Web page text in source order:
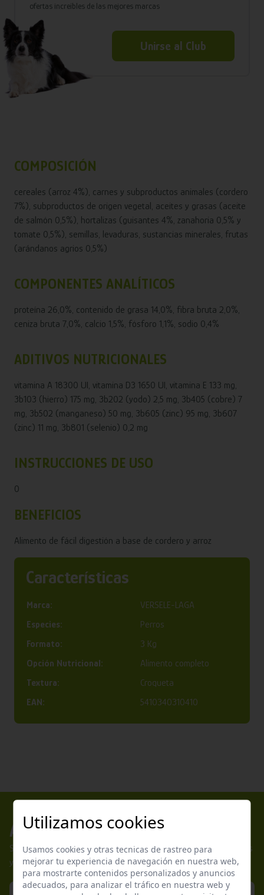
ofertas increíbles de las mejores marcas
Unirse al Club
COMPOSICIÓN
cereales (arroz 4%), carnes y subproductos animales (cordero
7%), subproductos de origen vegetal, aceites y grasas (aceite
de salmón 0,5%), hortalizas (guisantes 4%, zanahoria 0,5% y
tomate 0,5%), semillas, levaduras, sustancias minerales, frutas
(arándanos agrios 0,5%)
COMPONENTES ANALÍTICOS
proteína 26,0%, contenido de grasa 14,0%, fibra bruta 2,0%,
ceniza bruta 7,0%, calcio 1,5%, fósforo 1,1%, sodio 0,4%
ADITIVOS NUTRICIONALES
vitamina A 18300 UI, vitamina D3 1650 UI, vitamina E 133 mg,
3b103 (hierro) 175 mg, 3b202 (yodo) 2,5 mg, 3b405 (cobre) 7
mg, 3b502 (manganeso) 50 mg, 3b605 (zinc) 95 mg, 3b607
(zinc) 11 mg, 3b801 (selenio) 0,2 mg
INSTRUCCIONES DE USO
0
BENEFICIOS
Alimento de fácil digestión a base de cordero y arroz
Características
Marca:
VERSELE-LAGA
Especies:
Perros
Formato:
3 Kg
Opción Nutricional:
Alimento completo
Textura:
Croqueta
EAN:
5410340310410
Apúntate a nuestros boletines
Suscríbete a nuestra newsletter y no te pierdas nuestras ofertas
y promociones exclusivas.
Utilizamos cookies
Usamos cookies y otras tecnicas de rastreo para
mejorar tu experiencia de navegación en nuestra web,
para mostrarte contenidos personalizados y anuncios
adecuados, para analizar el tráfico en nuestra web y